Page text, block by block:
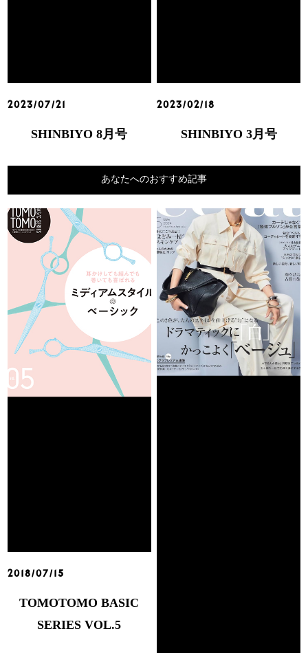
2023/07/21
SHINBIYO 8月号
2023/02/18
SHINBIYO 3月号
あなたへのおすすめ記事
2018/07/15
TOMOTOMO BASIC
SERIES VOL.5